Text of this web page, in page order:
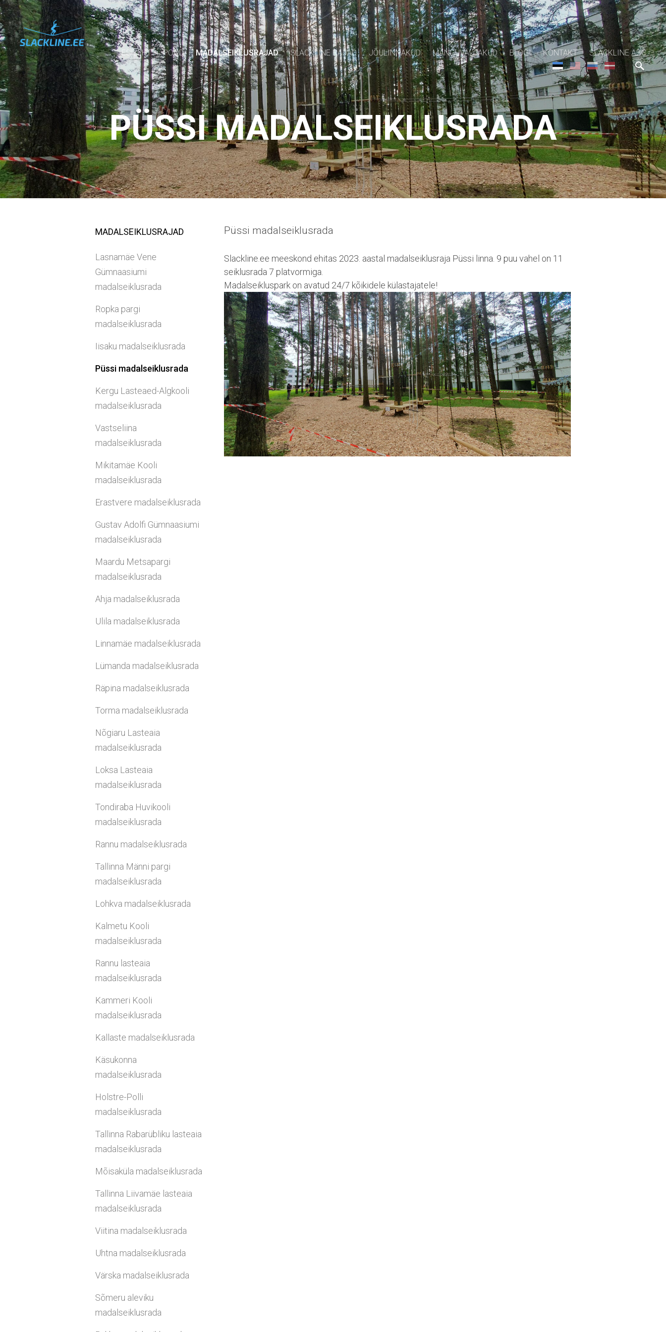
ESILEHT POOD MADALSEIKLUSRAJAD SLACKLINE RAJAD JÕULINNAKUD MÄNGUVÄLJAKUD BLOGI KONTAKT SLACKLINE ABC
PÜSSI MADALSEIKLUSRADA
MADALSEIKLUSRAJAD
Lasnamäe Vene
Gümnaasiumi
madalseiklusrada
Ropka pargi
madalseiklusrada
Iisaku madalseiklusrada
Püssi madalseiklusrada
Kergu Lasteaed-Algkooli
madalseiklusrada
Vastseliina
madalseiklusrada
Mikitamäe Kooli
madalseiklusrada
Erastvere madalseiklusrada
Gustav Adolfi Gümnaasiumi
madalseiklusrada
Maardu Metsapargi
madalseiklusrada
Ahja madalseiklusrada
Ulila madalseiklusrada
Linnamäe madalseiklusrada
Lümanda madalseiklusrada
Räpina madalseiklusrada
Torma madalseiklusrada
Nõgiaru Lasteaia
madalseiklusrada
Loksa Lasteaia
madalseiklusrada
Tondiraba Huvikooli
madalseiklusrada
Rannu madalseiklusrada
Tallinna Männi pargi
madalseiklusrada
Lohkva madalseiklusrada
Kalmetu Kooli
madalseiklusrada
Rannu lasteaia
madalseiklusrada
Kammeri Kooli
madalseiklusrada
Kallaste madalseiklusrada
Käsukonna
madalseiklusrada
Holstre-Polli
madalseiklusrada
Tallinna Rabarübliku lasteaia
madalseiklusrada
Mõisaküla madalseiklusrada
Tallinna Liivamäe lasteaia
madalseiklusrada
Viitina madalseiklusrada
Uhtna madalseiklusrada
Värska madalseiklusrada
Sõmeru aleviku
madalseiklusrada
Püssi madalseiklusrada
Slackline.ee meeskond ehitas 2023. aastal madalseiklusraja Püssi linna. 9 puu vahel on 11
seiklusrada 7 platvormiga.
Madalseikluspark on avatud 24/7 kõikidele külastajatele!